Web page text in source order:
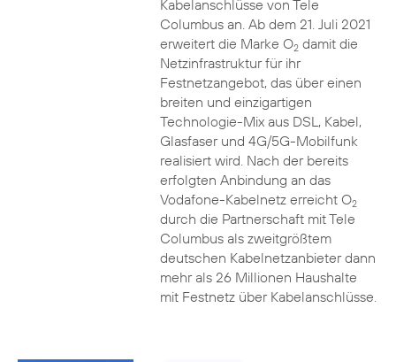
Kabelanschlüsse von Tele
Columbus an. Ab dem 21. Juli 2021
erweitert die Marke O2damit die
Netzinfrastruktur für ihr
Festnetzangebot, das über einen
breiten und einzigartigen
Technologie-Mix aus DSL, Kabel,
Glasfaser und 4G/5G-Mobilfunk
realisiert wird. Nach der bereits
erfolgten Anbindung an das
Vodafone-Kabelnetz erreicht O2
durch die Partnerschaft mit Tele
Columbus als zweitgrößtem
deutschen Kabelnetzanbieter dann
mehr als 26 Millionen Haushalte
mit Festnetz über Kabelanschlüsse.